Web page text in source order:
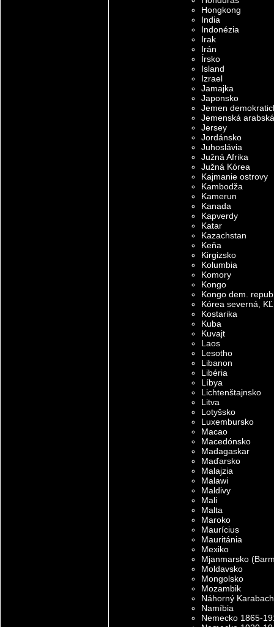
Hongkong
India
Indonézia
Irak
Irán
Írsko
Island
Izrael
Jamajka
Japonsko
Jemen
Jemenská
Jersey
Jordánsko
Juhoslávia
Južná Afrika
Južná Kórea
Kajmanie ostrovy
Kambodža
Kamerun
Kanada
Kapverdy
Katar
Kazachstan
Keňa
Kirgizsko
Kolumbia
Komory
Kongo
Kongo dem.
Kórea severná,
Kostarika
Kuba
Kuvajt
Laos
Lesotho
Libanon
Libéria
Líbya
Lichtenštajnsko
Litva
Lotyšsko
Luxembursko
Macao
Macedónsko
Madagaskar
Maďarsko
Malajzia
Malawi
Maldivy
Mali
Malta
Maroko
Maurícius
Mauritánia
Mexiko
Mjanmarsko
Moldavsko
Mongolsko
Mozambik
Náhorný Karabach
Namíbia
Nemecko 1865-